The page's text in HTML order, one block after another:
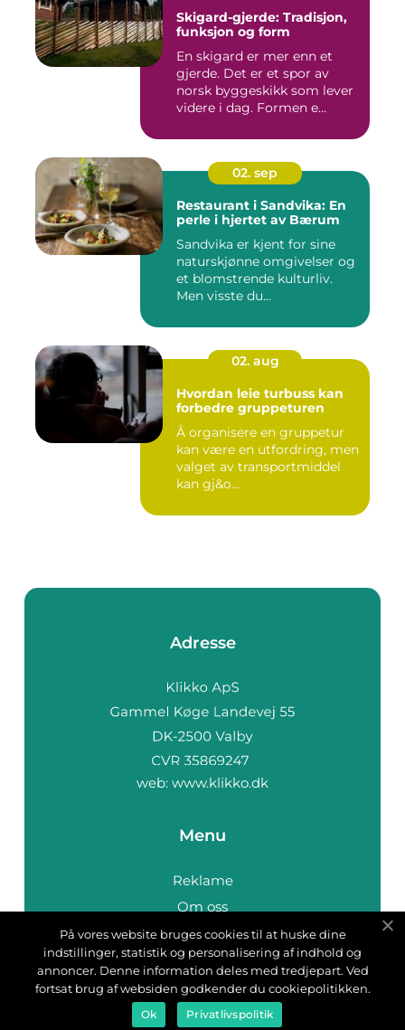
Skigard-gjerde: Tradisjon,
funksjon og form
En skigard er mer enn et
gjerde. Det er et spor av
norsk byggeskikk som lever
videre i dag. Formen e...
02. sep
Restaurant i Sandvika: En
perle i hjertet av Bærum
Sandvika er kjent for sine
naturskjønne omgivelser og
et blomstrende kulturliv.
Men visste du...
02. aug
Hvordan leie turbuss kan
forbedre gruppeturen
Å organisere en gruppetur
kan være en utfordring, men
valget av transportmiddel
kan gj&o...
Adresse
web: www.klikko.dk
Menu
Reklame
Om oss
Cookies
Kontakt Oss
Sitemap
På vores website bruges cookies til at huske dine
indstillinger, statistik og personalisering af indhold og
annoncer. Denne information deles med tredjepart. Ved
fortsat brug af websiden godkender du cookiepolitikken.
Ok Privatlivspolitik